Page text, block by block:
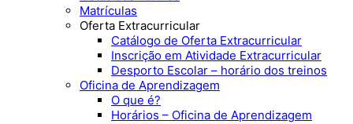
Matrículas
Oferta Extracurricular
Catálogo de Oferta Extracurricular
Inscrição em Atividade Extracurricular
Desporto Escolar – horário dos treinos
Oficina de Aprendizagem
O que é?
Horários – Oficina de Aprendizagem